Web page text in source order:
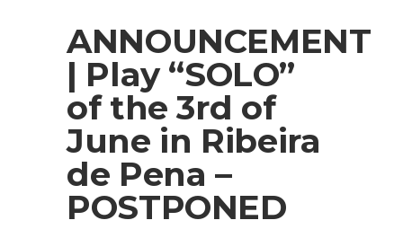
ANNOUNCEMENT
| Play “SOLO”
of the 3rd of
June in Ribeira
de Pena –
POSTPONED